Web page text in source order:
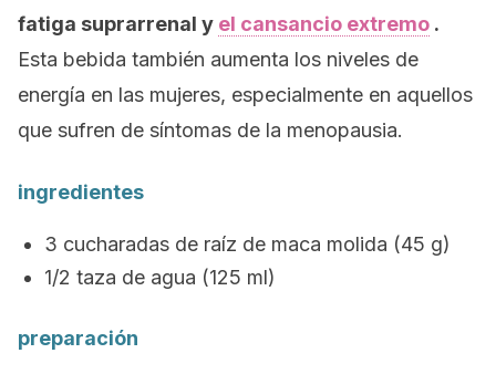
fatiga suprarrenal y el cansancio extremo .
Esta bebida también aumenta los niveles de
energía en las mujeres, especialmente en aquellos
que sufren de síntomas de la menopausia.
ingredientes
3 cucharadas de raíz de maca molida (45 g)
1/2 taza de agua (125 ml)
preparación